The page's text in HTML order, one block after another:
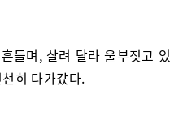
들며, 살려 달라 울부짖고 있
히 다가갔다.